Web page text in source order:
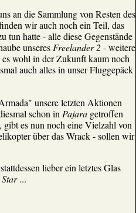
an die Sammlung von Resten des
wir auch noch ein Teil, das
tun hatte - alle diese Gegenstände
unseres Freelander 2- weitere
wohl in der Zukunft kaum noch
auch alles in unser Fluggepäck
unsere letzten Aktionen
schon in Pajara getroffen
gibt es nun noch eine Vielzahl von
über das Wrack - sollen wir
lieber ein letztes Glas
...